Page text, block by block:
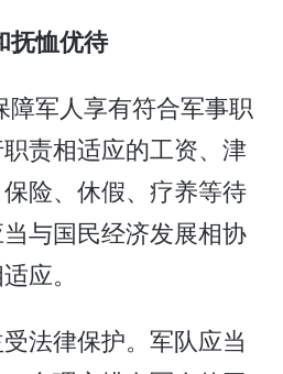
抚恤优待
军人享有符合军事职
责相适应的工资、津
险、休假、疗养等待
与国民经济发展相协
应。
法律保护。军队应当